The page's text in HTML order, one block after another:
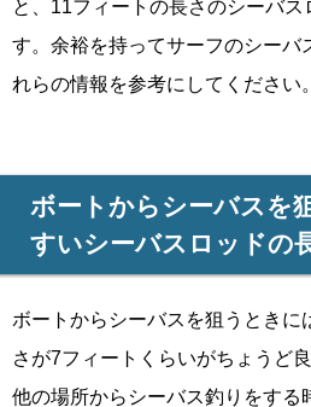
と、11フィートの長さのシーバス
す。余裕を持ってサーフのシーバ
れらの情報を参考にしてください。
ボートからシーバスを
すいシーバスロッドの
ボートからシーバスを狙うときに
さが7フィートくらいがちょうど
他の場所からシーバス釣りをする